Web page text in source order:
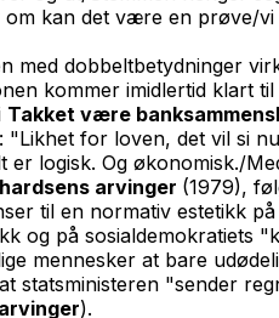
kan det være en prøve/
med dobbeltbetydninger
kommer imidlertid klart
Takket være
for loven, det vil si
logisk. Og økonomisk./
arvinger (1979),
til en normativ estetikk
og på sosialdemokratiets
mennesker at bare
statsministeren "sender
).